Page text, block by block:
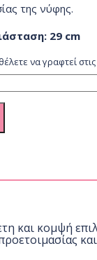
της νύφης.
29 cm
να γραφτεί
και κομψή